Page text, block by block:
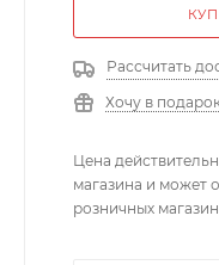
Рассчитать
Хочу в
Цена
магазина и может
розничных